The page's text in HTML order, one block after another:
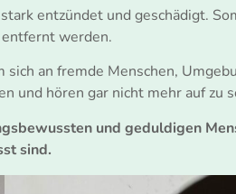
entzündet und geschädigt.
werden.
an fremde Menschen,
und hören gar nicht mehr auf zu
und geduldigen
sind.